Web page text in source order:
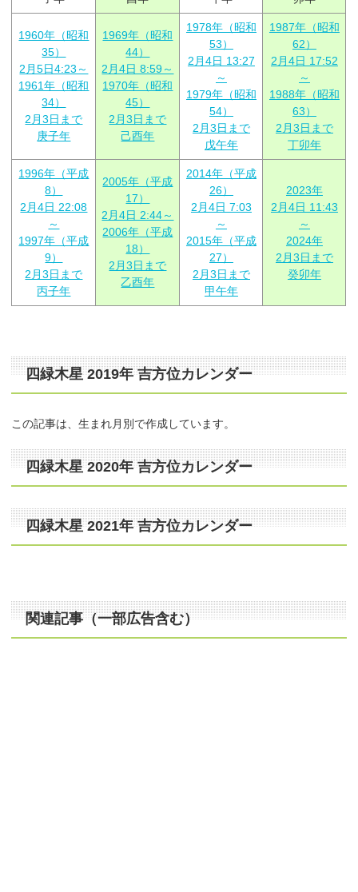
1960年（昭和
35）
2月5日4:23～
1961年（昭和
34）
2月3日まで
庚子年
1969年（昭和
44）
2月4日 8:59～
1970年（昭和
45）
2月3日まで
己酉年
1978年（昭和
53）
2月4日 13:27
～
1979年（昭和
54）
2月3日まで
戊午年
1987年（昭和
62）
2月4日 17:52
～
1988年（昭和
63）
2月3日まで
丁卯年
1996年（平成
8）
2月4日 22:08
～
1997年（平成
9）
2月3日まで
丙子年
2005年（平成
17）
2月4日 2:44～
2006年（平成
18）
2月3日まで
乙酉年
2014年（平成
26）
2月4日 7:03
～
2015年（平成
27）
2月3日まで
甲午年
2023年
2月4日 11:43
～
2024年
2月3日まで
癸卯年
四緑木星 2019年 吉方位カレンダー
この記事は、生まれ月別で作成しています。
四緑木星 2020年 吉方位カレンダー
四緑木星 2021年 吉方位カレンダー
関連記事（一部広告含む）